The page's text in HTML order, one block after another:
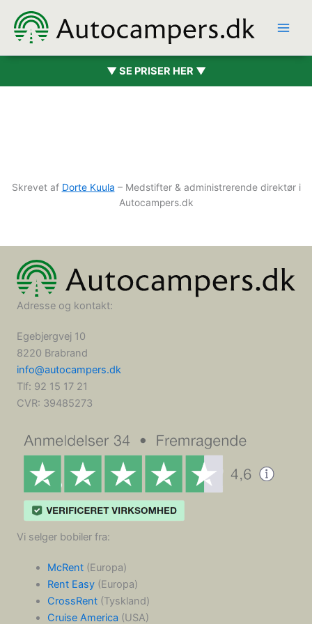
rett
innholdet
▼ SE PRISER HER ▼
Skrevet af Dorte Kuula – Medstifter & administrerende direktør i
Autocampers.dk
Adresse og kontakt:
Egebjergvej 10
8220 Brabrand
info@autocampers.dk
Tlf: 92 15 17 21
CVR: 39485273
Vi selger bobiler fra:
McRent(Europa)
Rent Easy(Europa)
CrossRent(Tyskland)
Cruise America (USA)